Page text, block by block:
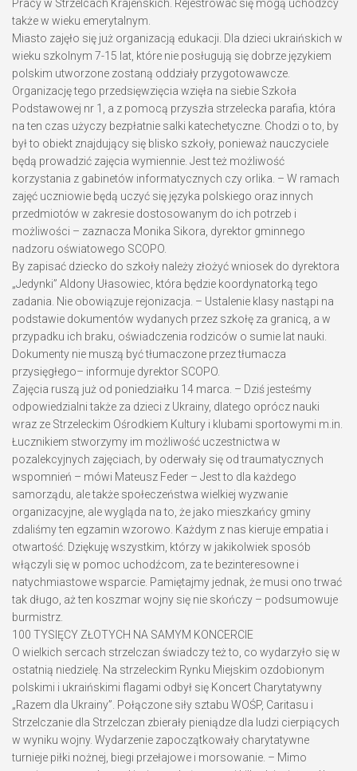
Pracy w Strzelcach Krajeńskich. Rejestrować się mogą uchodźcy
także w wieku emerytalnym.
Miasto zajęło się już organizacją edukacji. Dla dzieci ukraińskich w
wieku szkolnym 7-15 lat, które nie posługują się dobrze językiem
polskim utworzone zostaną oddziały przygotowawcze.
Organizację tego przedsięwzięcia wzięła na siebie Szkoła
Podstawowej nr 1, a z pomocą przyszła strzelecka parafia, która
na ten czas użyczy bezpłatnie salki katechetyczne. Chodzi o to, by
był to obiekt znajdujący się blisko szkoły, ponieważ nauczyciele
będą prowadzić zajęcia wymiennie. Jest też możliwość
korzystania z gabinetów informatycznych czy orlika. – W ramach
zajęć uczniowie będą uczyć się języka polskiego oraz innych
przedmiotów w zakresie dostosowanym do ich potrzeb i
możliwości – zaznacza Monika Sikora, dyrektor gminnego
nadzoru oświatowego SCOPO.
By zapisać dziecko do szkoły należy złożyć wniosek do dyrektora
„Jedynki” Aldony Ułasowiec, która będzie koordynatorką tego
zadania. Nie obowiązuje rejonizacja. – Ustalenie klasy nastąpi na
podstawie dokumentów wydanych przez szkołę za granicą, a w
przypadku ich braku, oświadczenia rodziców o sumie lat nauki.
Dokumenty nie muszą być tłumaczone przez tłumacza
przysięgłego– informuje dyrektor SCOPO.
Zajęcia ruszą już od poniedziałku 14 marca. – Dziś jesteśmy
odpowiedzialni także za dzieci z Ukrainy, dlatego oprócz nauki
wraz ze Strzeleckim Ośrodkiem Kultury i klubami sportowymi m.in.
Łucznikiem stworzymy im możliwość uczestnictwa w
pozalekcyjnych zajęciach, by oderwały się od traumatycznych
wspomnień – mówi Mateusz Feder – Jest to dla każdego
samorządu, ale także społeczeństwa wielkiej wyzwanie
organizacyjne, ale wygląda na to, że jako mieszkańcy gminy
zdaliśmy ten egzamin wzorowo. Każdym z nas kieruje empatia i
otwartość. Dziękuję wszystkim, którzy w jakikolwiek sposób
włączyli się w pomoc uchodźcom, za te bezinteresowne i
natychmiastowe wsparcie. Pamiętajmy jednak, że musi ono trwać
tak długo, aż ten koszmar wojny się nie skończy – podsumowuje
burmistrz.
100 TYSIĘCY ZŁOTYCH NA SAMYM KONCERCIE
O wielkich sercach strzelczan świadczy też to, co wydarzyło się w
ostatnią niedzielę. Na strzeleckim Rynku Miejskim ozdobionym
polskimi i ukraińskimi flagami odbył się Koncert Charytatywny
„Razem dla Ukrainy”. Połączone siły sztabu WOŚP, Caritasu i
Strzelczanie dla Strzelczan zbierały pieniądze dla ludzi cierpiących
w wyniku wojny. Wydarzenie zapoczątkowały charytatywne
turnieje piłki nożnej, biegi przełajowe i morsowanie. – Mimo